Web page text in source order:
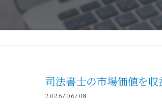
司法書士の市場価値を
2026/06/08